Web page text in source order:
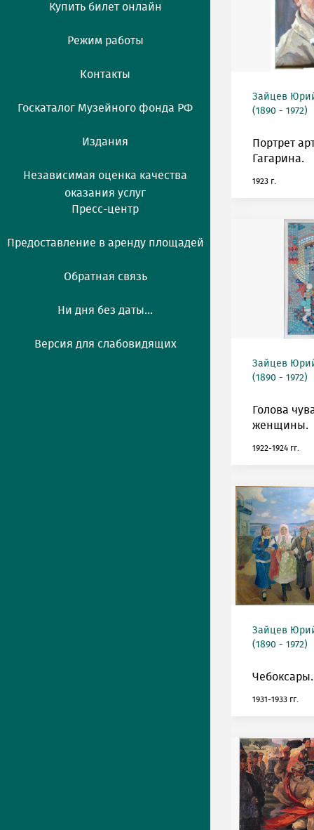
Купить билет онлайн
Режим работы
Контакты
Госкаталог Музейного фонда РФ
Издания
Независимая оценка качества
оказания услуг
Пресс-центр
Предоставление в аренду площадей
Обратная связь
Ни дня без даты...
Версия для слабовидящих
Зайцев
(1890 - 1972)
Портрет
Гагарина.
1923 г.
Зайцев
(1890 - 1972)
Голова
женщины.
1922-1924 гг.
Зайцев
(1890 - 1972)
Чебоксары.
1931-1933 гг.